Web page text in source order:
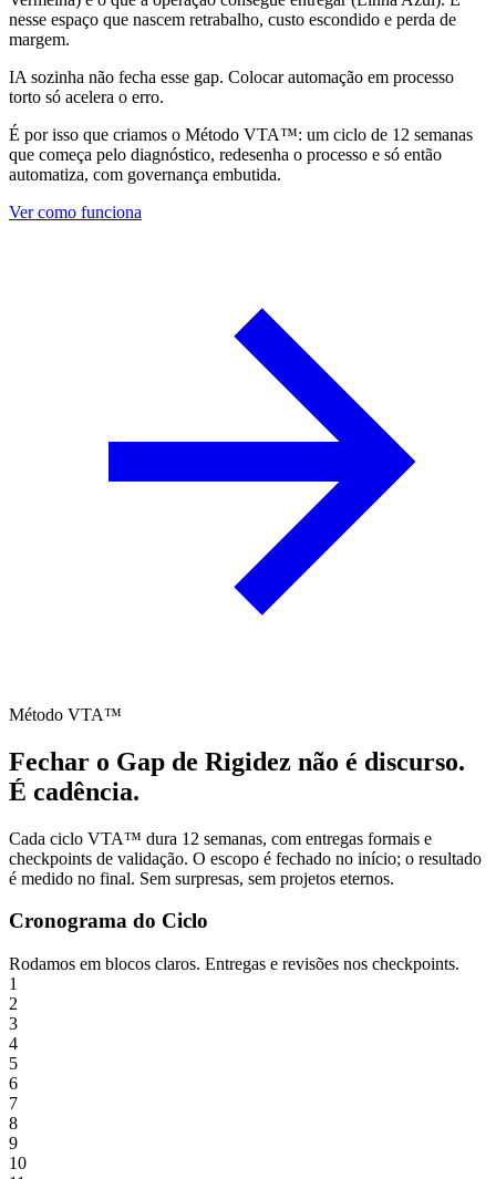
nesse espaço que nascem retrabalho, custo escondido e perda de
margem.
IA sozinha não fecha esse gap. Colocar automação em processo
torto só acelera o erro.
É por isso que criamos o Método VTA™: um ciclo de 12 semanas
que começa pelo diagnóstico, redesenha o processo e só então
automatiza, com governança embutida.
Ver como funciona
Método VTA™
Fechar o Gap de Rigidez não é discurso.
É cadência.
Cada ciclo VTA™ dura 12 semanas, com entregas formais e
checkpoints de validação. O escopo é fechado no início; o resultado
é medido no final. Sem surpresas, sem projetos eternos.
Cronograma do Ciclo
Rodamos em blocos claros. Entregas e revisões nos checkpoints.
1
2
3
4
5
6
7
8
9
10